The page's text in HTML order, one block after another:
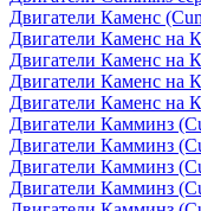
Двигатели Каменс
Двигатели Каменс на
Двигатели Каменс на
Двигатели Каменс на
Двигатели Каменс на
Двигатели Камминз
Двигатели Камминз
Двигатели Камминз
Двигатели Камминз